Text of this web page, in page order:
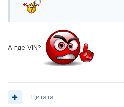
А где VIN?
Цитата